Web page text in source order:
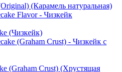
(Карамель натуральная)
(Чизкейк)
(Graham Crust) (Хрустящая